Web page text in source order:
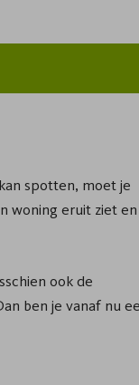
spotten, moet je
woning eruit ziet en
ook de
ben je vanaf nu